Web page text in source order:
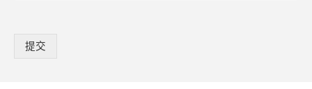
提交